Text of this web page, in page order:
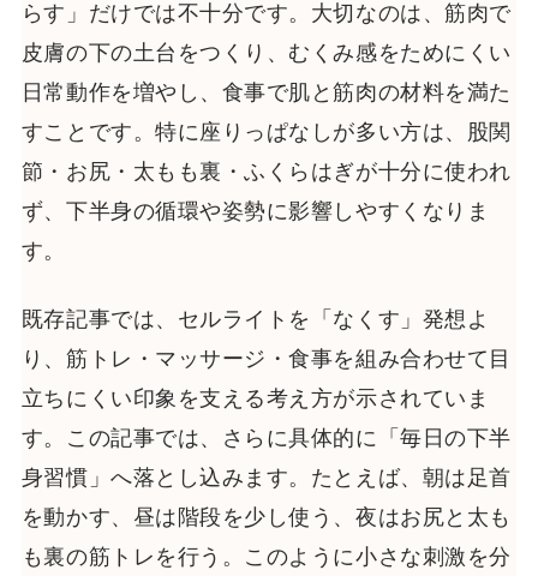
らす」だけでは不十分です。大切なのは、筋肉で
皮膚の下の土台をつくり、むくみ感をためにくい
日常動作を増やし、食事で肌と筋肉の材料を満た
すことです。特に座りっぱなしが多い方は、股関
節・お尻・太もも裏・ふくらはぎが十分に使われ
ず、下半身の循環や姿勢に影響しやすくなりま
す。
既存記事では、セルライトを「なくす」発想よ
り、筋トレ・マッサージ・食事を組み合わせて目
立ちにくい印象を支える考え方が示されていま
す。この記事では、さらに具体的に「毎日の下半
身習慣」へ落とし込みます。たとえば、朝は足首
を動かす、昼は階段を少し使う、夜はお尻と太も
も裏の筋トレを行う。このように小さな刺激を分